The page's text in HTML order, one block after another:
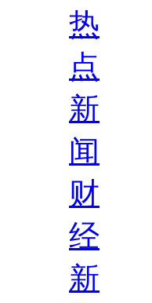
热
点
新
闻
财
经
新